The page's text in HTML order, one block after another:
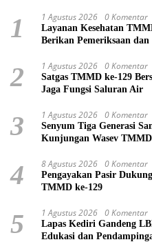
1 1 Agustus 2026 0 Komentar
Layanan Kesehatan
Berikan Pemeriksaan dan
2 1 Agustus 2026 0 Komentar
Satgas TMMD ke-129
Jaga Fungsi Saluran Air
3 1 Agustus 2026 0 Komentar
Senyum Tiga Generasi
Kunjungan Wasev
4 8 Agustus 2026 0 Komentar
Pengayakan Pasir
TMMD ke-129
5 1 Agustus 2026 0 Komentar
Lapas Kediri Gandeng
Edukasi dan